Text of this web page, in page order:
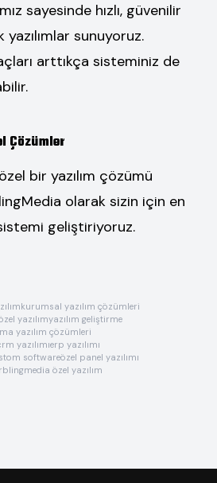
sayesinde hızlı, güvenilir
sunuyoruz.
arttıkça sisteminiz de
Çözümler
bir yazılım çözümü
olarak sizin için en
geliştiriyoruz.
kurumsal yazılım çözümleri
yazılımyazılım geliştirme
yazılım çözümleri
yazılımıerp yazılımı
softwareözel panel yazılımı
özel yazılım